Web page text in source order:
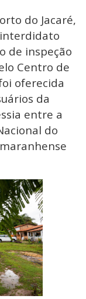
do Jacaré,
de inspeção
Centro de
oferecida
da
entre a
do